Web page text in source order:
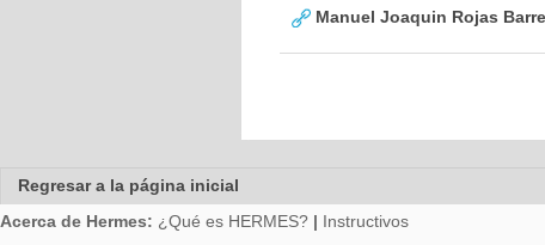
Manuel Joaquin Rojas
Regresar a la página inicial
Acerca de Hermes: ¿Qué es HERMES? | Instructivos